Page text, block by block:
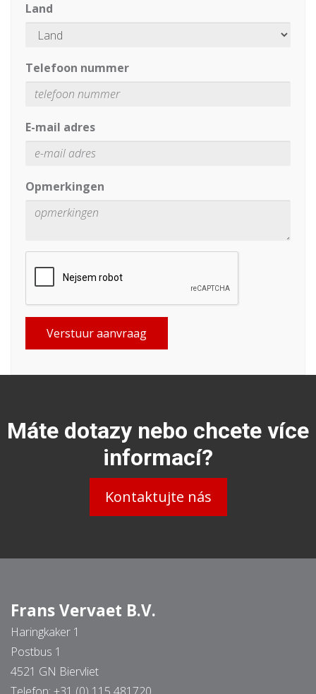
Land
Telefoon nummer
E-mail adres
Opmerkingen
Verstuur aanvraag
Máte dotazy nebo chcete více
informací?
Kontaktujte nás
Frans Vervaet B.V.
Haringkaker 1
Postbus 1
4521 GN Biervliet